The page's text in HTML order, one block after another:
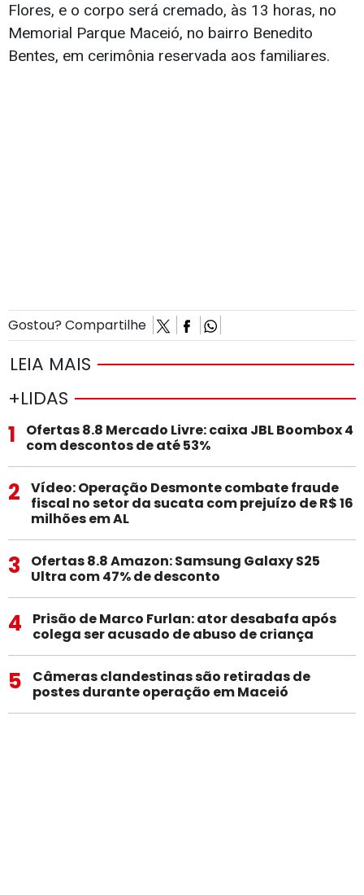
Flores, e o corpo será cremado, às 13 horas, no
Memorial Parque Maceió, no bairro Benedito
Bentes, em cerimônia reservada aos familiares.
Gostou? Compartilhe
LEIA MAIS
+LIDAS
1
Ofertas 8.8 Mercado Livre: caixa JBL Boombox 4
com descontos de até 53%
2
Vídeo: Operação Desmonte combate fraude
fiscal no setor da sucata com prejuízo de R$ 16
milhões em AL
3
Ofertas 8.8 Amazon: Samsung Galaxy S25
Ultra com 47% de desconto
4
Prisão de Marco Furlan: ator desabafa após
colega ser acusado de abuso de criança
5
Câmeras clandestinas são retiradas de
postes durante operação em Maceió